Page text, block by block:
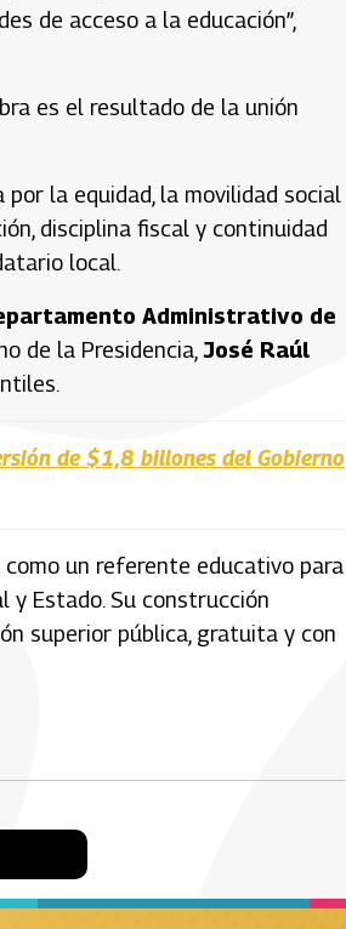
de acceso a la educación”,
es el resultado de la unión
la equidad, la movilidad social
disciplina fiscal y continuidad
local.
Administrativo de
de la Presidencia, José Raúl
de $1,8 billones del Gobierno
un referente educativo para
y Estado. Su construcción
superior pública, gratuita y con